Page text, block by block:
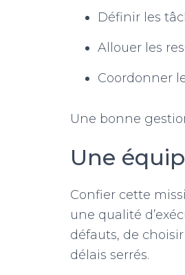
Définir les
Allouer les
Coordonner
Une bonne
Une
Confier cette
une qualité
défauts, de
délais serrés.